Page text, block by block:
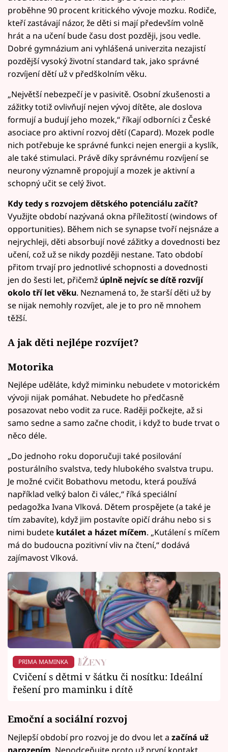
proběhne 90 procent kritického vývoje mozku. Rodiče,
kteří zastávají názor, že děti si mají především volně
hrát a na učení bude času dost později, jsou vedle.
Dobré gymnázium ani vyhlášená univerzita nezajistí
pozdější vysoký životní standard tak, jako správné
rozvíjení dětí už v předškolním věku.
„Největší nebezpečí je v pasivitě. Osobní zkušenosti a
zážitky totiž ovlivňují nejen vývoj dítěte, ale doslova
formují a budují jeho mozek,“ říkají odborníci z České
asociace pro aktivní rozvoj dětí (Capard). Mozek podle
nich potřebuje ke správné funkci nejen energii a kyslík,
ale také stimulaci. Právě díky správnému rozvíjení se
neurony významně propojují a mozek je aktivní a
schopný učit se celý život.
Kdy tedy s rozvojem dětského potenciálu začít?
Využijte období nazývaná okna příležitostí (windows of
opportunities). Během nich se synapse tvoří nejsnáze a
nejrychleji, děti absorbují nové zážitky a dovednosti bez
učení, což už se nikdy později nestane. Tato období
přitom trvají pro jednotlivé schopnosti a dovednosti
jen do šesti let, přičemž úplně nejvíc se dítě rozvíjí
okolo tří let věku. Neznamená to, že starší děti už by
se nijak nemohly rozvíjet, ale je to pro ně mnohem
těžší.
A jak děti nejlépe rozvíjet?
Motorika
Nejlépe uděláte, když miminku nebudete v motorickém
vývoji nijak pomáhat. Nebudete ho předčasně
posazovat nebo vodit za ruce. Raději počkejte, až si
samo sedne a samo začne chodit, i když to bude trvat o
něco déle.
„Do jednoho roku doporučuji také posilování
posturálního svalstva, tedy hlubokého svalstva trupu.
Je možné cvičit Bobathovu metodu, která používá
například velký balon či válec,“ říká speciální
pedagožka Ivana Vlková. Dětem prospějete (a také je
tím zabavíte), když jim postavíte opičí dráhu nebo si s
nimi budete kutálet a házet míčem. „Kutálení s míčem
má do budoucna pozitivní vliv na čtení,“ dodává
zajímavost Vlková.
PRIMA MAMINKA
Cvičení s dětmi v šátku či nosítku: Ideální
řešení pro maminku i dítě
Emoční a sociální rozvoj
Nejlepší období pro rozvoj je do dvou let a začíná už